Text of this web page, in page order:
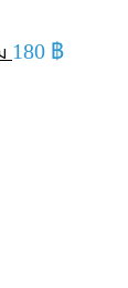
180 ฿